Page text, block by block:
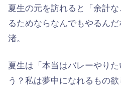
夏生の元を訪れると「余計
るためならなんでもやるん
渚。
夏生は「本当はバレーやり
う？私は夢中になれるもの